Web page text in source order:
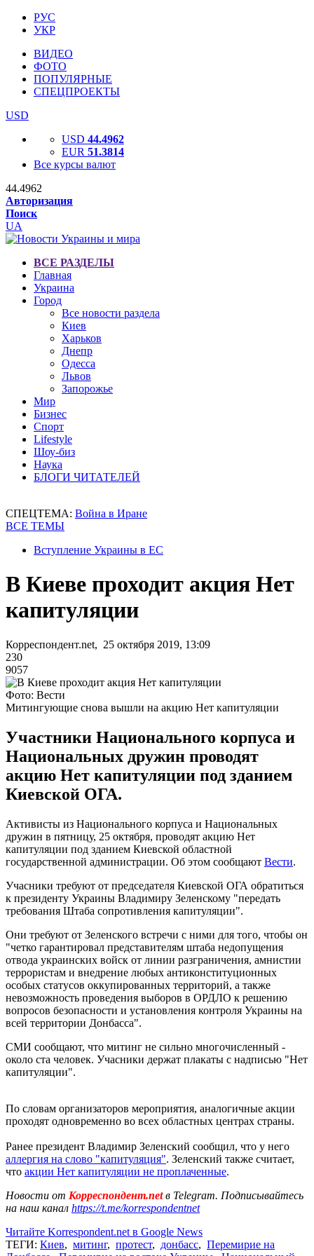
РУС
УКР
ВИДЕО
ФОТО
ПОПУЛЯРНЫЕ
СПЕЦПРОЕКТЫ
USD
USD 44.4962
EUR 51.3814
Все курсы валют
44.4962
Авторизация
Поиск
UA
ВСЕ РАЗДЕЛЫ
Главная
Украина
Город
Все новости раздела
Киев
Харьков
Днепр
Одесса
Львов
Запорожье
Мир
Бизнес
Спорт
Lifestyle
Шоу-биз
Наука
БЛОГИ ЧИТАТЕЛЕЙ
СПЕЦТЕМА: Война в Иране
ВСЕ ТЕМЫ
Вступление Украины в ЕС
В Киеве проходит акция Нет
капитуляции
Корреспондент.net, 25 октября 2019, 13:09
230
9057
Фото: Вести
Митингующие снова вышли на акцию Нет капитуляции
Участники Национального корпуса и
Национальных дружин проводят
акцию Нет капитуляции под зданием
Киевской ОГА.
Активисты из Национального корпуса и Национальных
дружин в пятницу, 25 октября, проводят акцию Нет
капитуляции под зданием Киевской областной
государственной администрации. Об этом сообщают Вести.
Учасники требуют от председателя Киевской ОГА обратиться
к президенту Украины Владимиру Зеленскому "передать
требования Штаба сопротивления капитуляции".
Они требуют от Зеленского встречи с ними для того, чтобы он
"четко гарантировал представителям штаба недопущения
отвода украинских войск от линии разграничения, амнистии
террористам и внедрение любых антиконституционных
особых статусов оккупированных территорий, а также
невозможность проведения выборов в ОРДЛО к решению
вопросов безопасности и установления контроля Украины на
всей территории Донбасса".
СМИ сообщают, что митинг не сильно многочисленный -
около ста человек. Учасники держат плакаты с надписью "Нет
капитуляции".
По словам организаторов мероприятия, аналогичные акции
проходят одновременно во всех областных центрах страны.
Ранее президент Владимир Зеленский сообщил, что у него
аллергия на слово "капитуляция". Зеленский также считает,
что акции Нет капитуляции не проплаченные.
Новости от Корреспондент.netв Telegram. Подписывайтесь
на наш канал https://t.me/korrespondentnet
Читайте Korrespondent.net в Google News
ТЕГИ: Киев, митинг, протест, донбасс, Перемирие на